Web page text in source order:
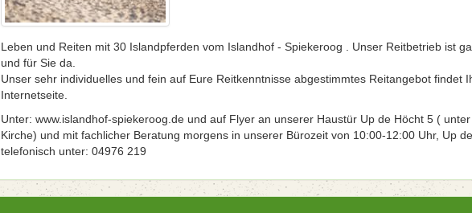
Leben und Reiten mit 30 Islandpferden vom Islandhof - Spiekeroog . Unser Reitbetrieb ist
und für Sie da.
Unser sehr individuelles und fein auf Eure Reitkenntnisse abgestimmtes Reitangebot findet
Internetseite.
Unter: www.islandhof-spiekeroog.de und auf Flyer an unserer Haustür Up de Höcht 5 (
Kirche) und mit fachlicher Beratung morgens in unserer Bürozeit von 10:00-12:00 Uhr, Up
telefonisch unter: 04976 219